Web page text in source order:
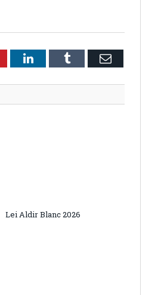
LinkedInTumblr Email
Lei Aldir Blanc 2026